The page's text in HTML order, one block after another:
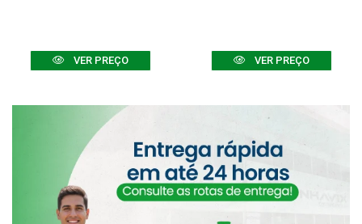
VER PREÇO VER PREÇO